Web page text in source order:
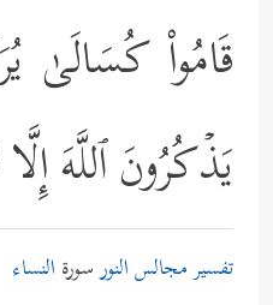
قَامُواْ كُسَالَىٰ
یَذۡكُرُونَ ٱللَّهَ إِلَّا
تفسير مجالس النورسورة النساء